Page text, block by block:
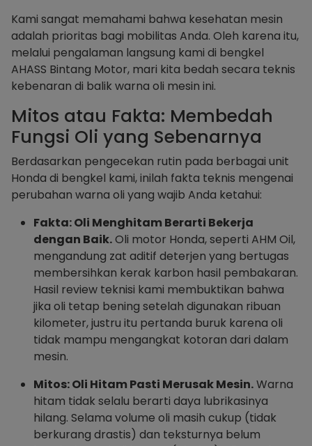
Kami sangat memahami bahwa kesehatan mesin
adalah prioritas bagi mobilitas Anda. Oleh karena itu,
melalui pengalaman langsung kami di bengkel
AHASS Bintang Motor, mari kita bedah secara teknis
kebenaran di balik warna oli mesin ini.
Mitos atau Fakta: Membedah
Fungsi Oli yang Sebenarnya
Berdasarkan pengecekan rutin pada berbagai unit
Honda di bengkel kami, inilah fakta teknis mengenai
perubahan warna oli yang wajib Anda ketahui:
Fakta: Oli Menghitam Berarti Bekerja
dengan Baik.Oli motor Honda, seperti AHM Oil,
mengandung zat aditif deterjen yang bertugas
membersihkan kerak karbon hasil pembakaran.
Hasil review teknisi kami membuktikan bahwa
jika oli tetap bening setelah digunakan ribuan
kilometer, justru itu pertanda buruk karena oli
tidak mampu mengangkat kotoran dari dalam
mesin.
Mitos: Oli Hitam Pasti Merusak Mesin.Warna
hitam tidak selalu berarti daya lubrikasinya
hilang. Selama volume oli masih cukup (tidak
berkurang drastis) dan teksturnya belum